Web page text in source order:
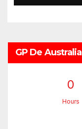
GP De
0
Hours